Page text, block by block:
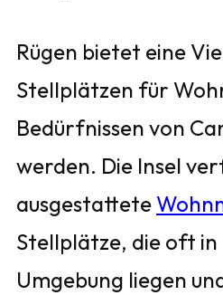
Rügen bietet eine
Stellplätzen für
Bedürfnissen von
werden. Die Insel
ausgestattete
Stellplätze, die oft
Umgebung liegen